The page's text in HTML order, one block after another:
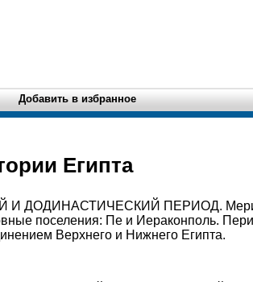
Добавить в избранное
Египта
И ДОДИНАСТИЧЕСКИЙ ПЕРИОД.
поселения: Пе и Иераконполь.
Верхнего и Нижнего Египта.